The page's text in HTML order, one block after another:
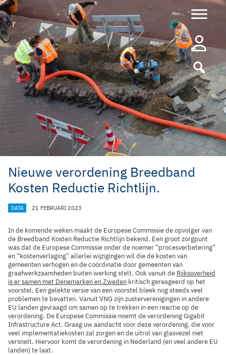
Ga
naar
de
inhoud
Nieuwe verordening Breedband
Kosten Reductie Richtlijn.
CATEGORIEËN
DATA 21 FEBRUARI 2023
In de komende weken maakt de Europese Commissie de opvolger van
de Breedband Kosten Reductie Richtlijn bekend. Een groot zorgpunt
was dat de Europese Commissie onder de noemer “procesverbetering”
en “kostenverlaging” allerlei wijzigingen wil die de kosten van
gemeenten verhogen en de coördinatie door gemeenten van
graafwerkzaamheden buiten werking stelt. Ook vanuit de Rijksoverheid
is er samen met Denemarken en Zweden kritisch gereageerd op het
voorstel. Een gelekte versie van een voorstel bleek nog steeds veel
problemen te bevatten. Vanuit VNG zijn zusterverenigingen in andere
EU landen gevraagd om samen op te trekken in een reactie op de
verordening. De Europese Commissie noemt de verordening Gigabit
Infrastructure Act. Graag uw aandacht voor deze verordening, die voor
veel implementatiekosten zal zorgen en de uitrol van glasvezel niet
versnelt. Hiervoor komt de verordening in Nederland (en veel andere EU
landen) te laat.